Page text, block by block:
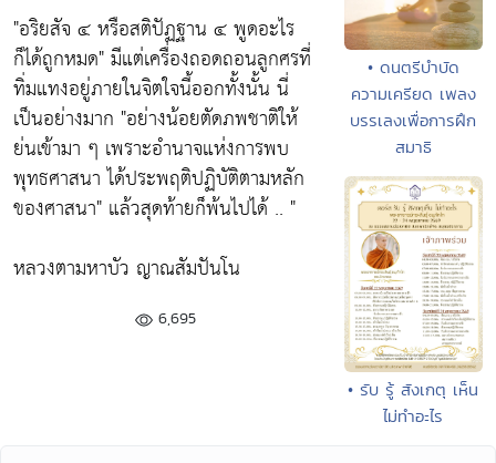
"อริยสัจ ๔ หรือสติปัฏฐาน ๔ พูดอะไร
ก็ได้ถูกหมด"มีแต่เครื่องถอดถอนลูกศรที่
ทิ่มแทงอยู่ภายในจิตใจนี้ออกทั้งนั้น นี่
เป็นอย่างมาก "อย่างน้อยตัดภพชาติให้
ย่นเข้ามา ๆ เพราะอำนาจแห่งการพบ
พุทธศาสนา ได้ประพฤติปฏิบัติตามหลัก
ของศาสนา" แล้วสุดท้ายก็พ้นไปได้ .. "
หลวงตามหาบัว ญาณสัมปันโน
6,695
• ดนตรีบำบัด
ความเครียด เพลง
บรรเลงเพื่อการฝึก
สมาธิ
• รับ รู้ สังเกตุ เห็น
ไม่ทำอะไร